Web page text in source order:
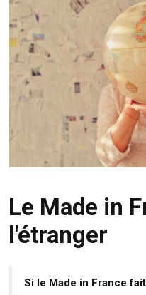
Le Made in
l'étranger
Si le Made in France